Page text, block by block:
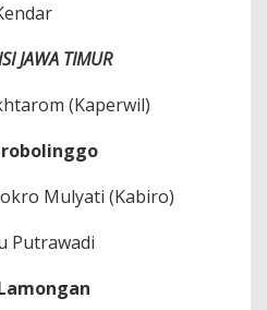
JAWA TIMUR
(Kaperwil)
Mulyati (Kabiro)
Putrawadi